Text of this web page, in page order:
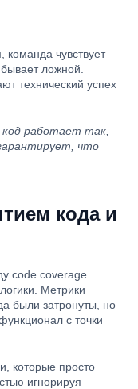
команда чувствует
ложной.
технический успех
работает так,
что
кода и
code coverage
Метрики
были затронуты, но
с точки
которые просто
игнорируя